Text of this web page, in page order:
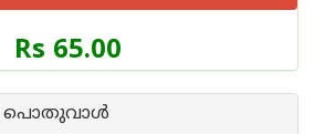
Price
of
Book
Rs 65.00
പൊതുവാള്‍